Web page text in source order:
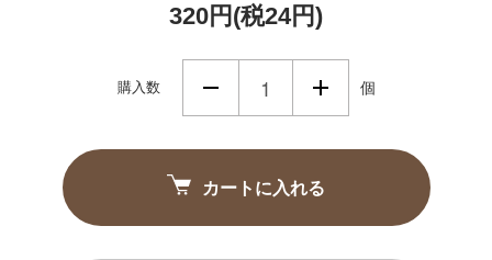
320円(税24円)
購入数 個
カートに入れる